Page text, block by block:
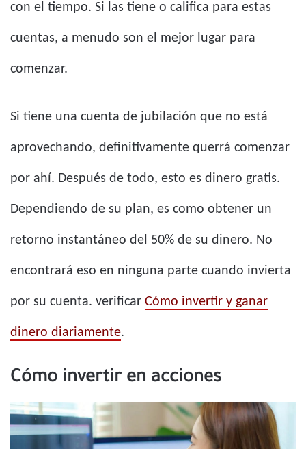
con el tiempo. Si las tiene o califica para estas
cuentas, a menudo son el mejor lugar para
comenzar.
Si tiene una cuenta de jubilación que no está
aprovechando, definitivamente querrá comenzar
por ahí. Después de todo, esto es dinero gratis.
Dependiendo de su plan, es como obtener un
retorno instantáneo del 50% de su dinero. No
encontrará eso en ninguna parte cuando invierta
por su cuenta. verificar Cómo invertir y ganar
dinero diariamente.
Cómo invertir en acciones